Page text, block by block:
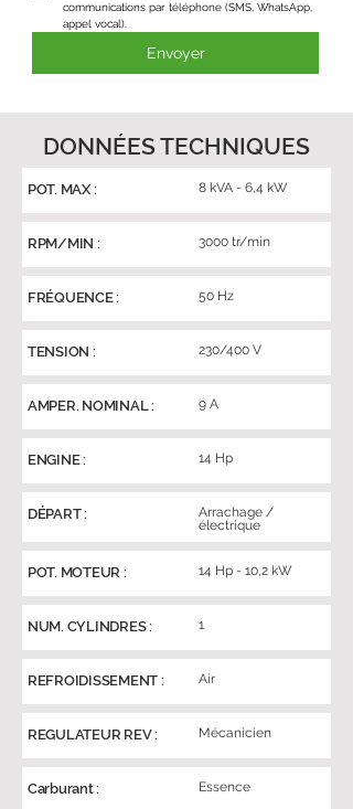
communications par téléphone (SMS, WhatsApp,
appel vocal).
Envoyer
DONNÉES TECHNIQUES
POT. MAX : 8 kVA - 6,4 kW
RPM/MIN : 3000 tr/min
FRÉQUENCE : 50 Hz
TENSION : 230/400 V
AMPER. NOMINAL : 9 A
ENGINE : 14 Hp
DÉPART :
Arrachage /
électrique
POT. MOTEUR : 14 Hp - 10,2 kW
NUM. CYLINDRES : 1
REFROIDISSEMENT : Air
REGULATEUR REV : Mécanicien
Carburant : Essence